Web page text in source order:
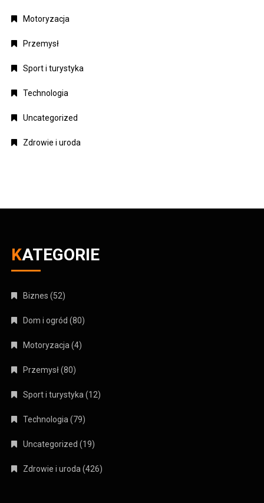
Motoryzacja
Przemysł
Sport i turystyka
Technologia
Uncategorized
Zdrowie i uroda
KATEGORIE
Biznes (52)
Dom i ogród (80)
Motoryzacja(4)
Przemysł(80)
Sport i turystyka(12)
Technologia(79)
Uncategorized (19)
Zdrowie i uroda(426)